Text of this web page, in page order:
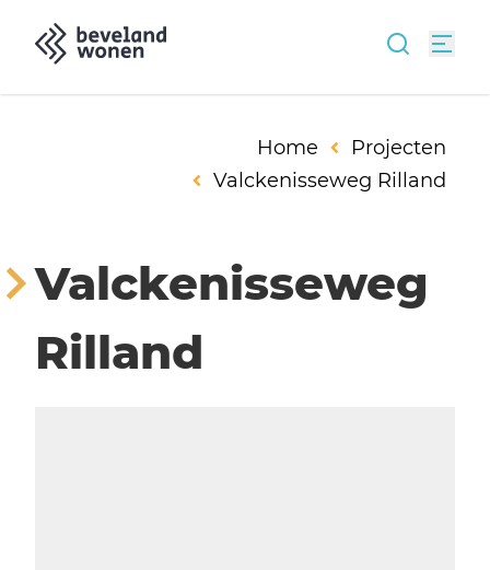
Home
Projecten
Valckenisseweg Rilland
Valckenisseweg
Rilland